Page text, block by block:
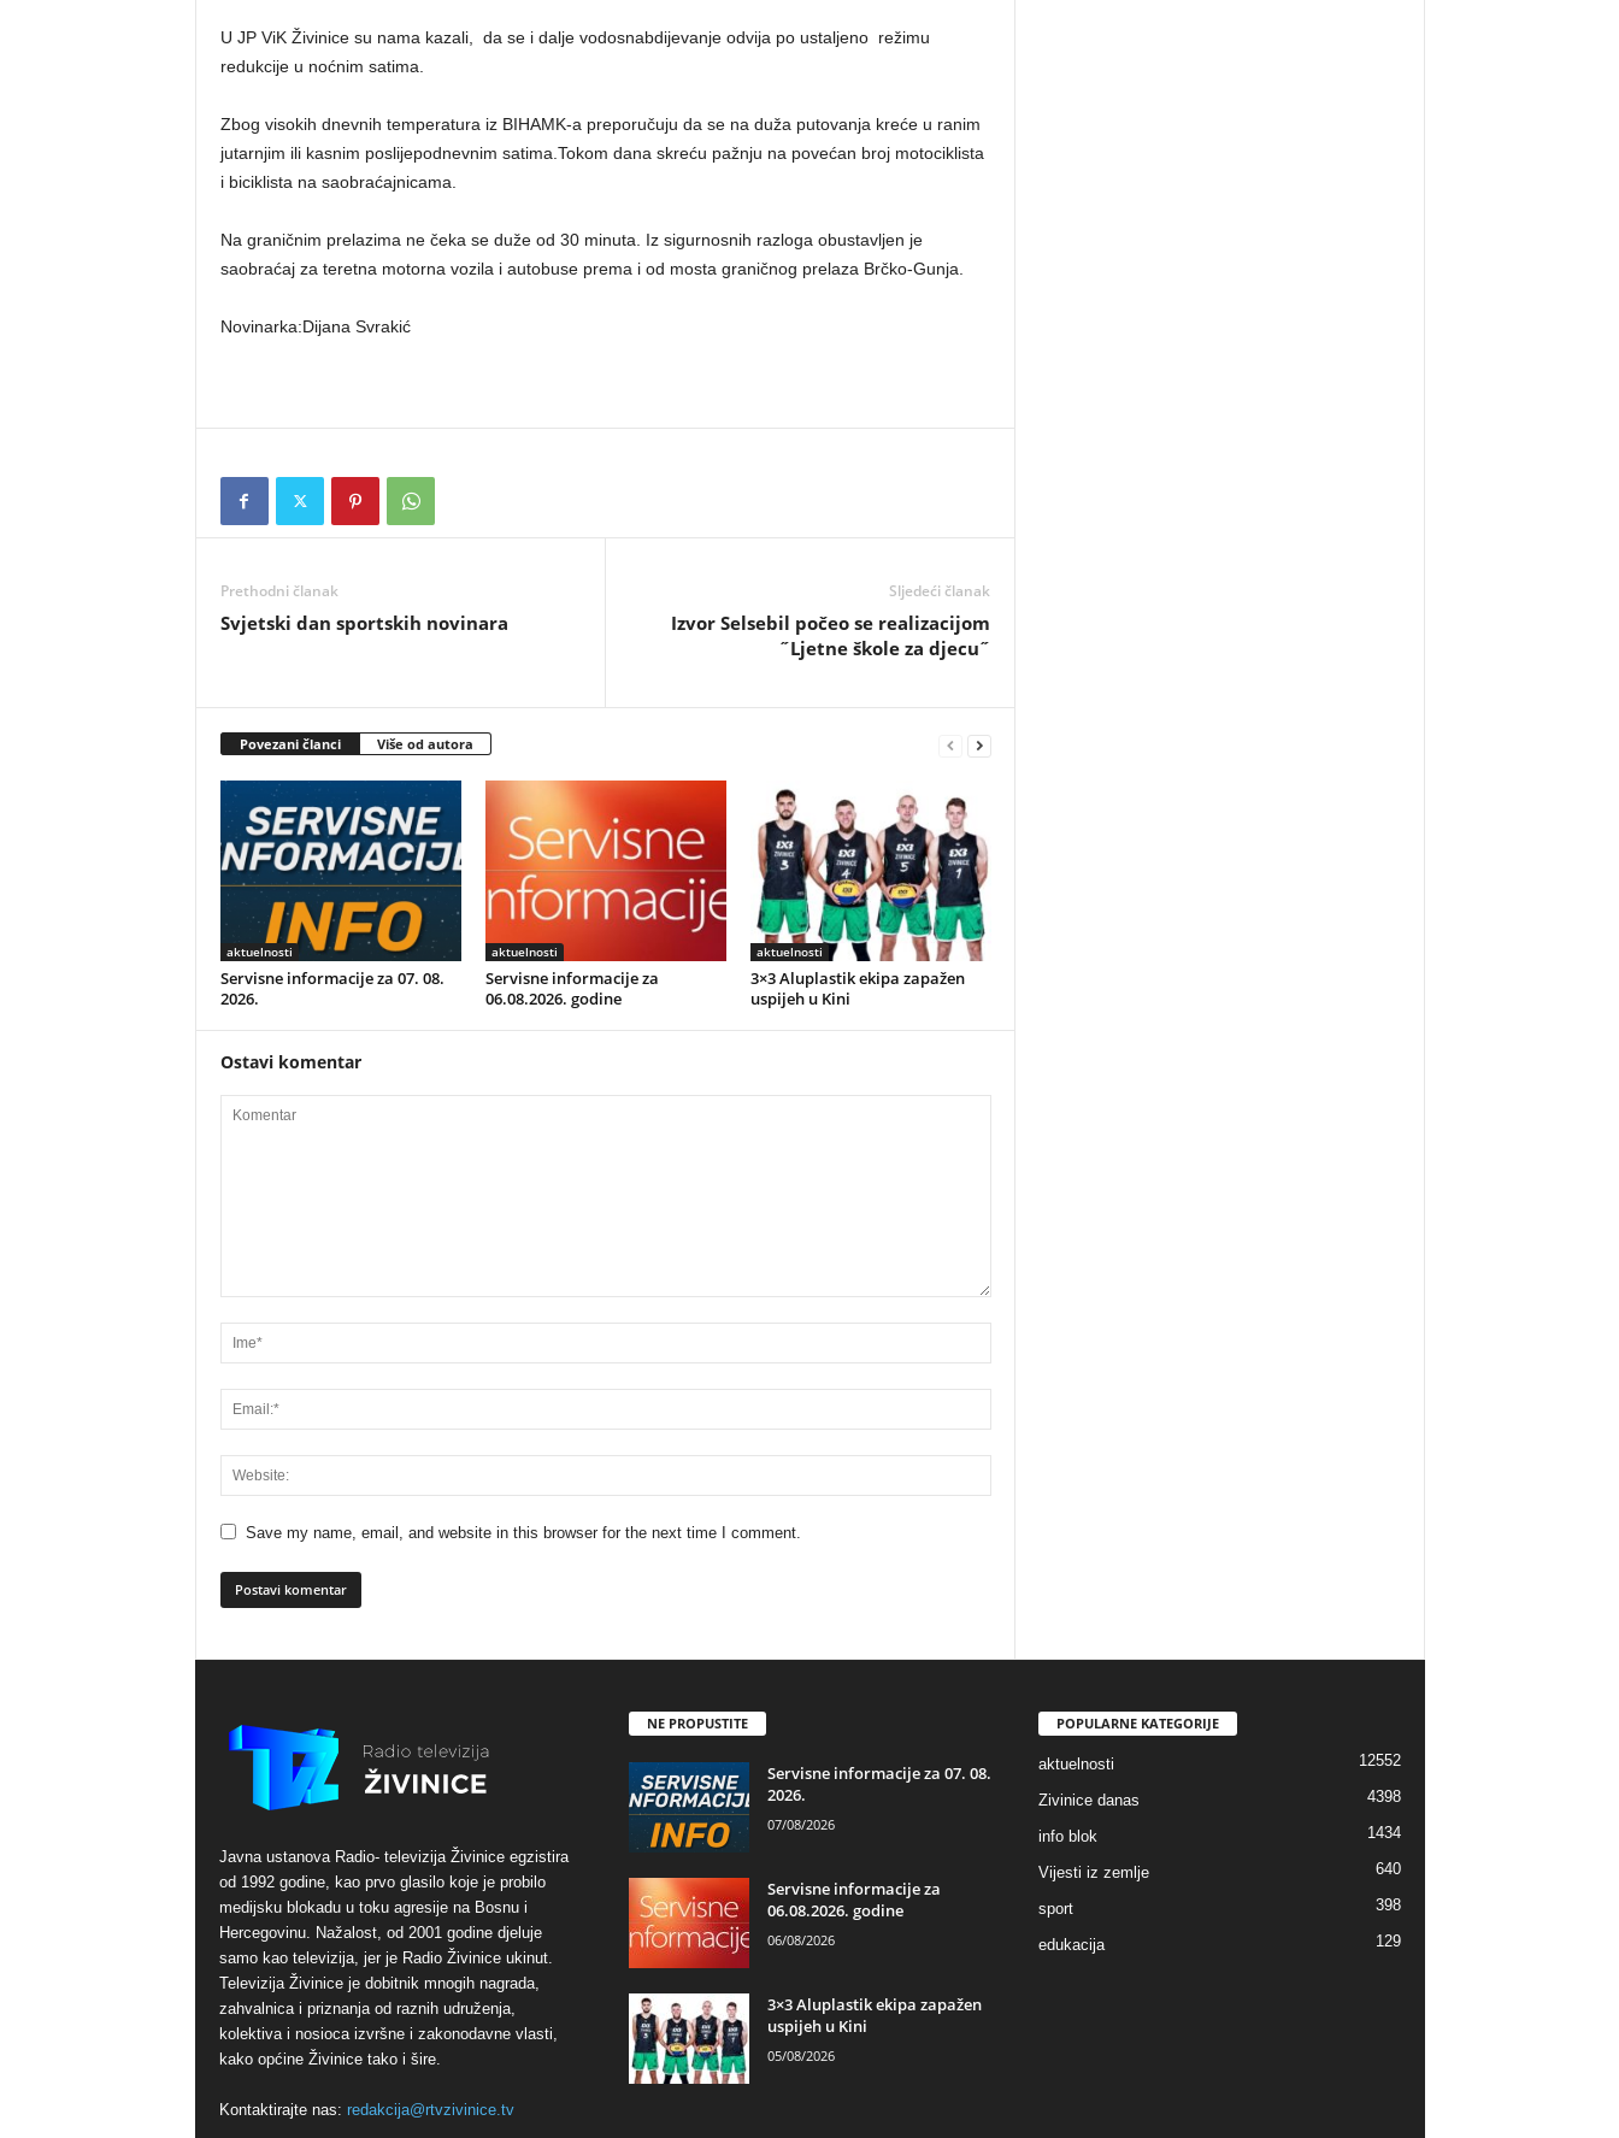
U JP ViK Živinice su nama kazali, da se i dalje vodosnabdijevanje odvija po ustaljeno režimu
redukcije u noćnim satima.
Zbog visokih dnevnih temperatura iz BIHAMK-a preporučuju da se na duža putovanja kreće u ranim
jutarnjim ili kasnim poslijepodnevnim satima.Tokom dana skreću pažnju na povećan broj motociklista
i biciklista na saobraćajnicama.
Na graničnim prelazima ne čeka se duže od 30 minuta. Iz sigurnosnih razloga obustavljen je
saobraćaj za teretna motorna vozila i autobuse prema i od mosta graničnog prelaza Brčko-Gunja.
Novinarka:Dijana Svrakić
Prethodni članak
Svjetski dan sportskih novinara
Sljedeći članak
Izvor Selsebil počeo se realizacijom
˝Ljetne škole za djecu˝
Povezani članci Više od autora
aktuelnosti
Servisne informacije za 07. 08.
2026.
aktuelnosti
Servisne informacije za
06.08.2026. godine
aktuelnosti
3×3 Aluplastik ekipa zapažen
uspijeh u Kini
Ostavi komentar
Save my name, email, and website in this browser for the next time I comment.
Javna ustanova Radio- televizija Živinice egzistira
od 1992 godine, kao prvo glasilo koje je probilo
medijsku blokadu u toku agresije na Bosnu i
Hercegovinu. Nažalost, od 2001 godine djeluje
samo kao televizija, jer je Radio Živinice ukinut.
Televizija Živinice je dobitnik mnogih nagrada,
zahvalnica i priznanja od raznih udruženja,
kolektiva i nosioca izvršne i zakonodavne vlasti,
kako općine Živinice tako i šire.
Kontaktirajte nas: redakcija@rtvzivinice.tv
NE PROPUSTITE
Servisne informacije za 07. 08.
2026.
07/08/2026
Servisne informacije za
06.08.2026. godine
06/08/2026
3×3 Aluplastik ekipa zapažen
uspijeh u Kini
05/08/2026
POPULARNE KATEGORIJE
aktuelnosti 12552
Zivinice danas 4398
info blok 1434
Vijesti iz zemlje 640
sport 398
edukacija 129